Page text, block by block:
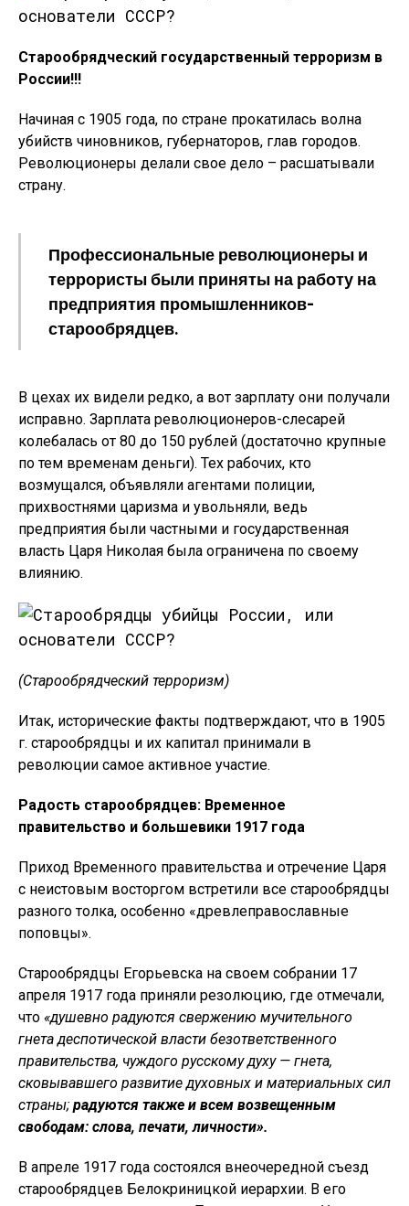
Старообрядческий государственный терроризм в
России!!!
Начиная с 1905 года, по стране прокатилась волна
убийств чиновников, губернаторов, глав городов.
Революционеры делали свое дело – расшатывали
страну.
Профессиональные революционеры и
террористы были приняты на работу на
предприятия промышленников-
старообрядцев.
В цехах их видели редко, а вот зарплату они получали
исправно. Зарплата революционеров-слесарей
колебалась от 80 до 150 рублей (достаточно крупные
по тем временам деньги). Тех рабочих, кто
возмущался, объявляли агентами полиции,
прихвостнями царизма и увольняли, ведь
предприятия были частными и государственная
власть Царя Николая была ограничена по своему
влиянию.
(Старообрядческий терроризм)
Итак, исторические факты подтверждают, что в 1905
г. старообрядцы и их капитал принимали в
революции самое активное участие.
Радость старообрядцев: Временное
правительство и большевики 1917 года
Приход Временного правительства и отречение Царя
с неистовым восторгом встретили все старообрядцы
разного толка, особенно «древлеправославные
поповцы».
Старообрядцы Егорьевска на своем собрании 17
апреля 1917 года приняли резолюцию, где отмечали,
что «душевно радуются свержению мучительного
гнета деспотической власти безответственного
правительства, чуждого русскому духу — гнета,
сковывавшего развитие духовных и материальных сил
страны; радуются также и всем возвещенным
свободам: слова, печати, личности».
В апреле 1917 года состоялся внеочередной съезд
старообрядцев Белокриницкой иерархии. В его